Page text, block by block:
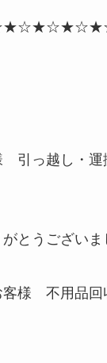
引っ越し・運
とうございま
客様 不用品回